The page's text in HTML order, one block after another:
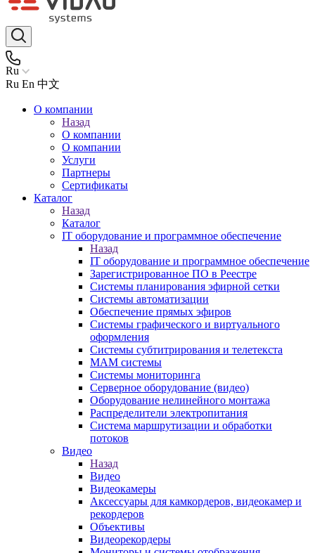
Ru
Ru En 中文
О компании
Назад
О компании
О компании
Услуги
Партнеры
Сертификаты
Каталог
Назад
Каталог
IT оборудование и программное обеспечение
Назад
IT оборудование и программное обеспечение
Зарегистрированное ПО в Реестре
Системы планирования эфирной сетки
Системы автоматизации
Обеспечение прямых эфиров
Системы графического и виртуального
оформления
Системы субтитрирования и телетекста
MAM системы
Системы мониторинга
Серверное оборудование (видео)
Оборудование нелинейного монтажа
Распределители электропитания
Система маршрутизации и обработки
потоков
Видео
Назад
Видео
Видеокамеры
Аксессуары для камкордеров, видеокамер и
рекордеров
Объективы
Видеорекордеры